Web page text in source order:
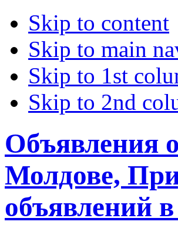
Skip to content
Skip to main
Skip to 1st
Skip to 2nd
Объявления
Молдове,
объявлений